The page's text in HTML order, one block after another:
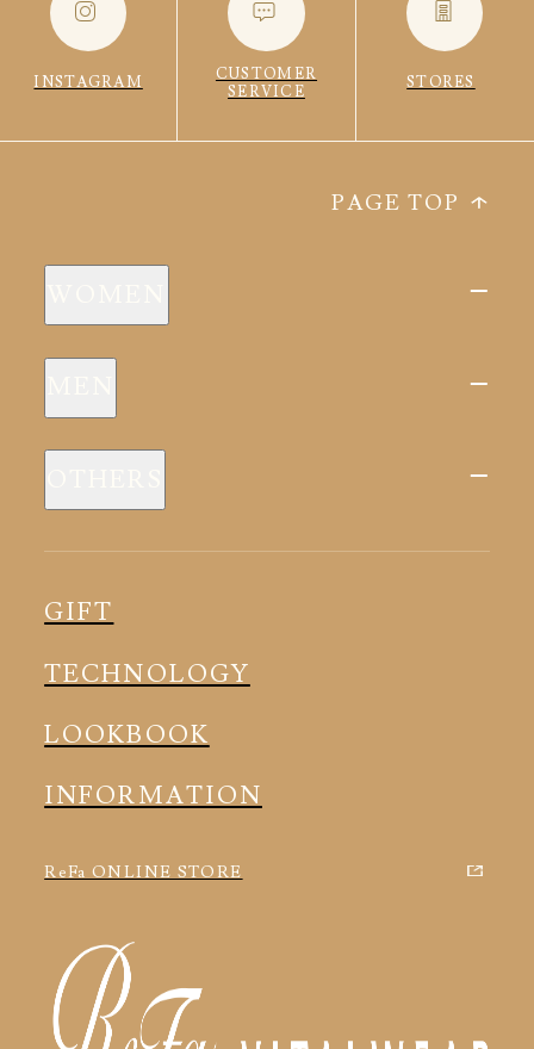
INSTAGRAM
CUSTOMER
SERVICE
STORES
PAGE TOP
新商品
スリープウェア
ルームウェア
アクセサリー
新商品
スリープウェア
ルームウェア
アクセサリー
GIFT
TECHNOLOGY
LOOKBOOK
INFORMATION
ReFa ONLINE STORE